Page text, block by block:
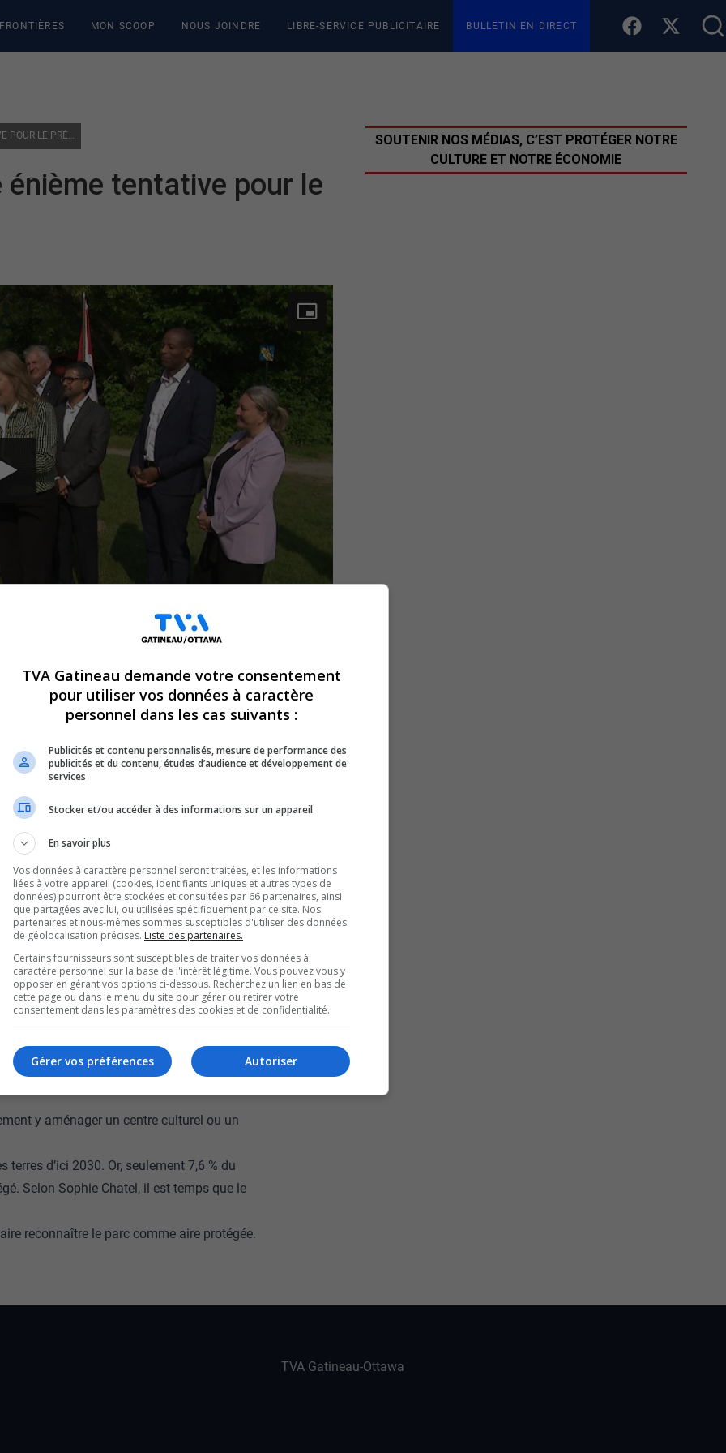
MON SCOOP NOUS JOINDRE LIBRE-SERVICE PUBLICITAIRE BULLETIN EN DIRECT
PARC DE LA GATINEAU | UNE ÉNIÈME TENTATIVE POUR LE PRÉSERVER
énième tentative pour le
statut de protection légale au parc de
à Ottawa.
de Pontiac, Sophie Chatel, portent ce projet
du territoire et freiner l’étalement
en octobre dernier, qui n’avait pas
élevée 2,6 millions de visiteurs par an
d’un statut qui garantirait sa préservation. Il
économiques pour la région.
fédérale et encouragerait les
nationale (CCN) d’imposer certains frais
les activités qui s’y déroulent. La
serait également améliorée.
d’intérêt public.
un hôpital, ce sera permis. On veut que ce
générations futures, mais pour répondre à
y aménager un centre culturel ou un
terres d’ici 2030. Or, seulement 7,6 % du
Selon Sophie Chatel, il est temps que le
reconnaître le parc comme aire protégée.
SOUTENIR NOS MÉDIAS, C’EST PROTÉGER NOTRE
CULTURE ET NOTRE ÉCONOMIE
TVA Gatineau-Ottawa
TVA Gatineau demande votre consentement
pour utiliser vos données à caractère
personnel dans les cas suivants :
Publicités et contenu personnalisés, mesure de performance des
publicités et du contenu, études d’audience et développement de
services
Stocker et/ou accéder à des informations sur un appareil
En savoir plus
Vos données à caractère personnel seront traitées, et les informations
liées à votre appareil (cookies, identifiants uniques et autres types de
données) pourront être stockées et consultées par 66 partenaires, ainsi
que partagées avec lui, ou utilisées spécifiquement par ce site. Nos
partenaires et nous-mêmes sommes susceptibles d'utiliser des données
de géolocalisation précises. Liste des partenaires.
Certains fournisseurs sont susceptibles de traiter vos données à
caractère personnel sur la base de l'intérêt légitime. Vous pouvez vous y
opposer en gérant vos options ci-dessous. Recherchez un lien en bas de
cette page ou dans le menu du site pour gérer ou retirer votre
consentement dans les paramètres des cookies et de confidentialité.
Autoriser
Gérer vos préférences